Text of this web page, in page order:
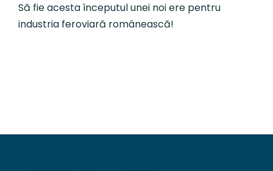
Să fie acesta începutul unei noi ere pentru
industria feroviară românească!